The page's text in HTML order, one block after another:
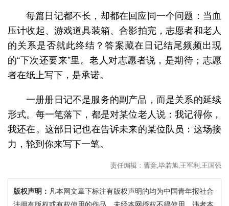
每篇日记都不长，却都在回应同一个问题：当血
压计收起、游戏道具装箱、合影拍完，志愿者和老人
的关系是否就此终结？答案藏在日记结尾频频出现
的“下次还要来”里。老人对志愿者说，是期待；志愿
者在纸上写下，是承诺。
一册册日记不是服务的副产品，而是关系的延续
形式。每一笔落下，都是对某位老人说：我记得你，
我还在。这部日记也在告诉未来的某位队员：这场接
力，轮到你来写下一笔。
责任编辑：曹竞,毕若旭,王军利,王国强
版权声明： 凡本网文章下标注有版权声明的均为中国青年报社合
法拥有版权或有权使用的作品，未经本网授权不得使用。违者本